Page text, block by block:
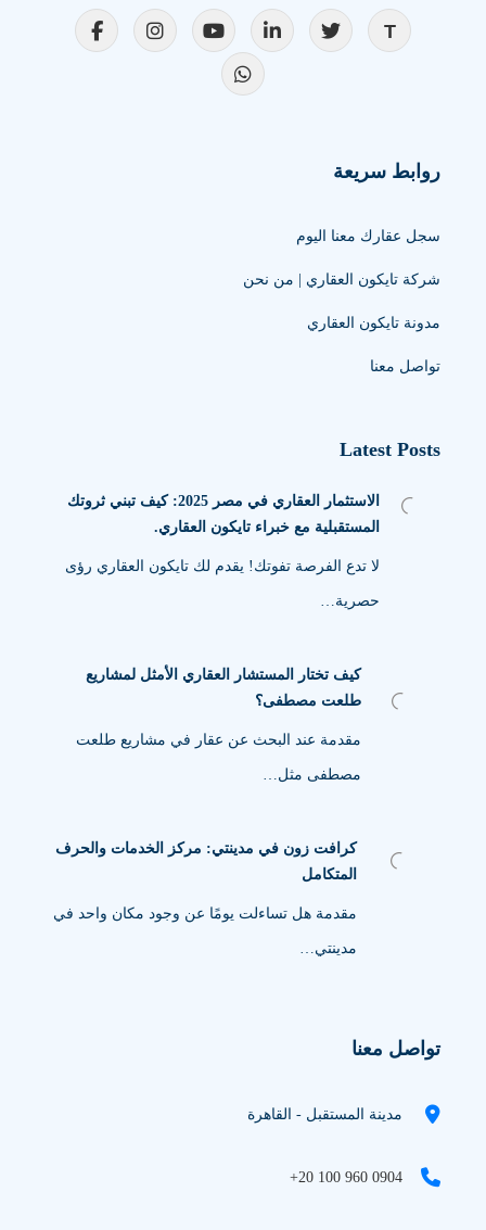
روابط سريعة
سجل عقارك معنا اليوم
شركة تايكون العقاري | من نحن
مدونة تايكون العقاري
تواصل معنا
Latest Posts
الاستثمار العقاري في مصر 2025: كيف تبني ثروتك
المستقبلية مع خبراء تايكون العقاري.
لا تدع الفرصة تفوتك! يقدم لك تايكون العقاري رؤى
حصرية…
كيف تختار المستشار العقاري الأمثل لمشاريع
طلعت مصطفى؟
مقدمة عند البحث عن عقار في مشاريع طلعت
مصطفى مثل…
كرافت زون في مدينتي: مركز الخدمات والحرف
المتكامل
مقدمة هل تساءلت يومًا عن وجود مكان واحد في
مدينتي…
تواصل معنا
مدينة المستقبل - القاهرة
+20 100 960 0904